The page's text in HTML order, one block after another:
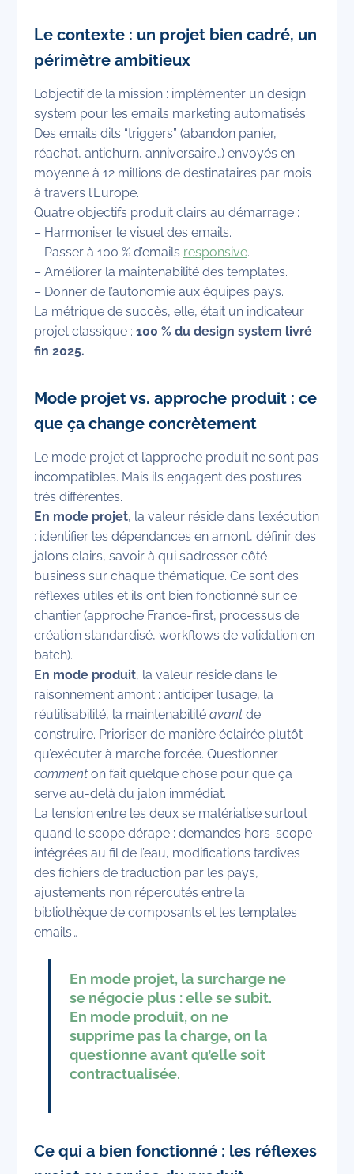
Le contexte : un projet bien cadré, un
périmètre ambitieux
L’objectif de la mission : implémenter un design
system pour les emails marketing automatisés.
Des emails dits “triggers” (abandon panier,
réachat, antichurn, anniversaire…) envoyés en
moyenne à 12 millions de destinataires par mois
à travers l’Europe.
Quatre objectifs produit clairs au démarrage :
– Harmoniser le visuel des emails.
– Passer à 100 % d’emails responsive.
– Améliorer la maintenabilité des templates.
– Donner de l’autonomie aux équipes pays.
La métrique de succès, elle, était un indicateur
projet classique : 100 % du design system livré
fin 2025.
Mode projet vs. approche produit : ce
que ça change concrètement
Le mode projet et l’approche produit ne sont pas
incompatibles. Mais ils engagent des postures
très différentes.
En mode projet, la valeur réside dans l’exécution
: identifier les dépendances en amont, définir des
jalons clairs, savoir à qui s’adresser côté
business sur chaque thématique. Ce sont des
réflexes utiles et ils ont bien fonctionné sur ce
chantier (approche France-first, processus de
création standardisé, workflows de validation en
batch).
En mode produit, la valeur réside dans le
raisonnement amont : anticiper l’usage, la
réutilisabilité, la maintenabilité avantde
construire. Prioriser de manière éclairée plutôt
qu’exécuter à marche forcée. Questionner
commenton fait quelque chose pour que ça
serve au-delà du jalon immédiat.
La tension entre les deux se matérialise surtout
quand le scope dérape : demandes hors-scope
intégrées au fil de l’eau, modifications tardives
des fichiers de traduction par les pays,
ajustements non répercutés entre la
bibliothèque de composants et les templates
emails…
En mode projet, la surcharge ne
se négocie plus : elle se subit.
En mode produit, on ne
supprime pas la charge, on la
questionne avant qu’elle soit
contractualisée.
Ce qui a bien fonctionné : les réflexes